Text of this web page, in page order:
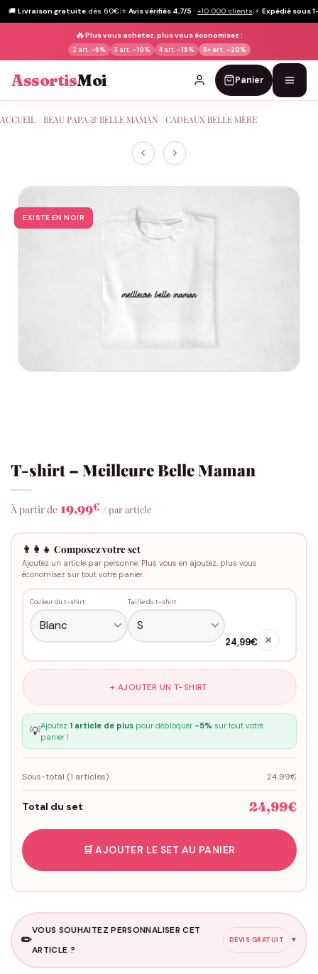
🚚 Livraison gratuite dès 60€|⭐ Avis vérifiés 4,7/5 · +10 000 clients|⚡ Expédié sous
🔥Plus vous achetez, plus vous économisez :
2 art. -5% 3 art. -10% 4 art. -15% 5+ art. -20%
AssortisMoi Panier
au
ACCUEIL BEAU PAPA & BELLE MAMAN CADEAUX BELLE MÈRE
EXISTE EN NOIR
T-shirt – Meilleure Belle Maman
À partir de 19,99€ / par article
👨‍👩‍👧 Composez votre set
Ajoutez un article par personne. Plus vous en ajoutez, plus vous
économisez sur tout votre panier.
Couleur du t-shirt Taille du t-shirt
24,99€ ✕
+ AJOUTER UN T-SHIRT
💡Ajoutez 1 article de pluspour débloquer -5% sur tout votre
panier !
Sous-total (1 articles) 24,99€
Total du set 24,99€
🛒 AJOUTER LE SET AU PANIER
✏️
VOUS SOUHAITEZ PERSONNALISER CET
ARTICLE ?
DEVIS GRATUIT ▼